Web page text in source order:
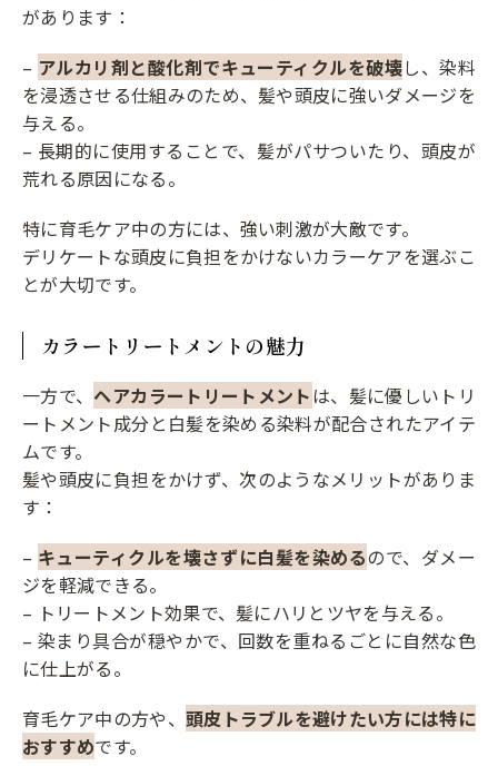
があります：
– アルカリ剤と酸化剤でキューティクルを破壊し、染料
を浸透させる仕組みのため、髪や頭皮に強いダメージを
与える。
– 長期的に使用することで、髪がパサついたり、頭皮が
荒れる原因になる。
特に育毛ケア中の方には、強い刺激が大敵です。
デリケートな頭皮に負担をかけないカラーケアを選ぶこ
とが大切です。
カラートリートメントの魅力
一方で、 ヘアカラートリートメントは、髪に優しいトリ
ートメント成分と白髪を染める染料が配合されたアイテ
ムです。
髪や頭皮に負担をかけず、次のようなメリットがありま
す：
– キューティクルを壊さずに白髪を染めるので、ダメー
ジを軽減できる。
– トリートメント効果で、髪にハリとツヤを与える。
– 染まり具合が穏やかで、回数を重ねるごとに自然な色
に仕上がる。
育毛ケア中の方や、 頭皮トラブルを避けたい方には特に
おすすめです。